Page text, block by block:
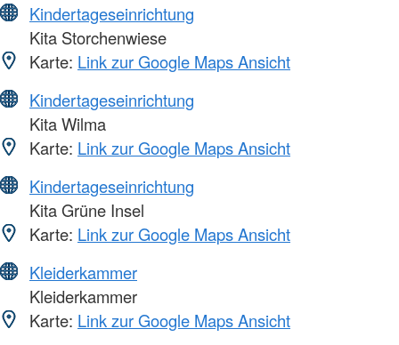
Kindertageseinrichtung
Kita Storchenwiese
Karte: Link zur Google Maps Ansicht
Kindertageseinrichtung
Kita Wilma
Karte: Link zur Google Maps Ansicht
Kindertageseinrichtung
Kita Grüne Insel
Karte: Link zur Google Maps Ansicht
Kleiderkammer
Kleiderkammer
Karte: Link zur Google Maps Ansicht